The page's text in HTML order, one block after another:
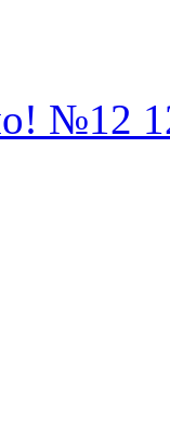
№12